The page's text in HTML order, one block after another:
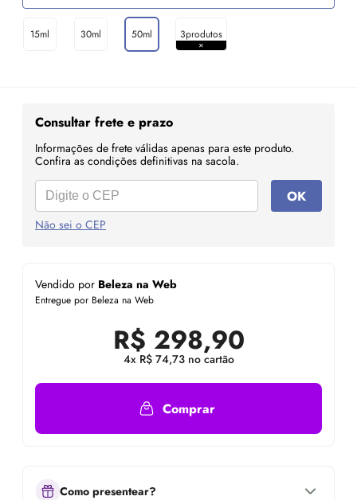
15ml 30ml 50ml 3produtos
Consultar frete e prazo
Informações de frete válidas apenas para este produto.
Confira as condições definitivas na sacola.
OK
Não sei o CEP
Vendido por Beleza na Web
Entregue por Beleza na Web
R$ 298,90
4x R$ 74,73 no cartão
Comprar
Como presentear?